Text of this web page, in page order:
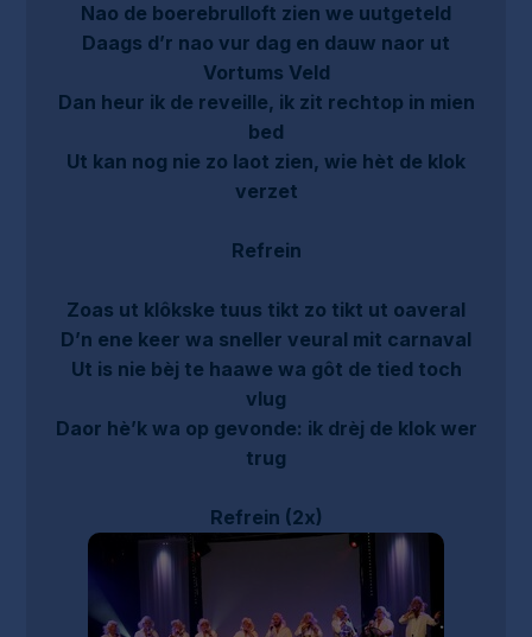
Nao de boerebrulloft zien we uutgeteld
Daags d’r nao vur dag en dauw naor ut
Vortums Veld
Dan heur ik de reveille, ik zit rechtop in mien
bed
Ut kan nog nie zo laot zien, wie hèt de klok
verzet
Refrein
Zoas ut klôkske tuus tikt zo tikt ut oaveral
D’n ene keer wa sneller veural mit carnaval
Ut is nie bèj te haawe wa gôt de tied toch
vlug
Daor hè’k wa op gevonde: ik drèj de klok wer
trug
Refrein (2x)